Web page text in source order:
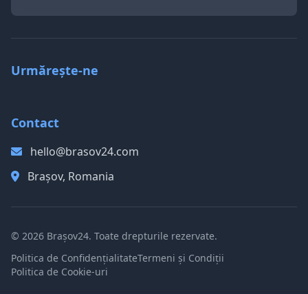
Urmărește-ne
Contact
hello@brasov24.com
Brașov, Romania
© 2026 Brașov24. Toate drepturile rezervate.
Politica de ConfidențialitateTermeni și Condiții
Politica de Cookie-uri